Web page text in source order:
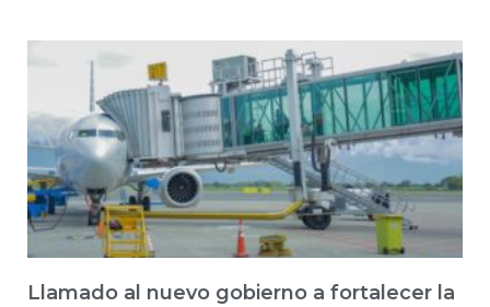
Llamado al nuevo gobierno a fortalecer la